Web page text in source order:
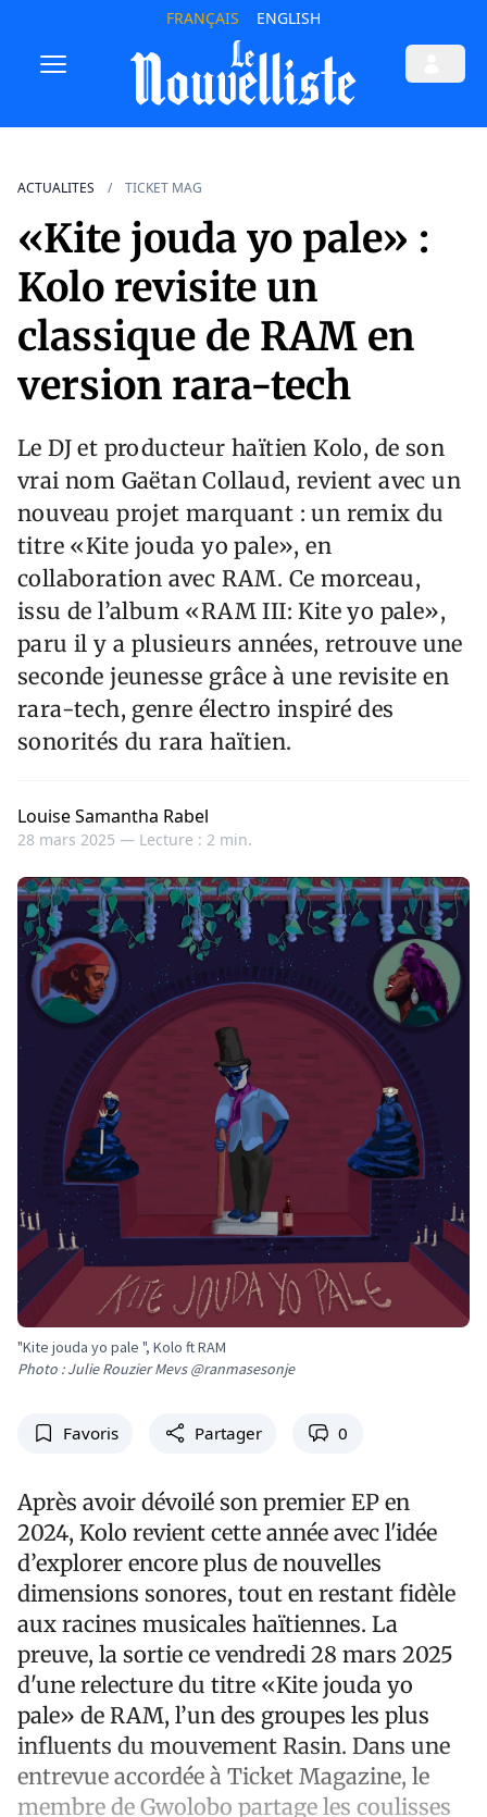
FRANÇAIS ENGLISH
ACTUALITES TICKET MAG
«Kite jouda yo pale» :
Kolo revisite un
classique de RAM en
version rara-tech
Le DJ et producteur haïtien Kolo, de son
vrai nom Gaëtan Collaud, revient avec un
nouveau projet marquant : un remix du
titre «Kite jouda yo pale», en
collaboration avec RAM. Ce morceau,
issu de l’album «RAM III: Kite yo pale»,
paru il y a plusieurs années, retrouve une
seconde jeunesse grâce à une revisite en
rara-tech, genre électro inspiré des
sonorités du rara haïtien.
Louise Samantha Rabel
28 mars 2025 — Lecture : 2 min.
"Kite jouda yo pale ", Kolo ft RAM
Photo : Julie Rouzier Mevs @ranmasesonje
Favoris Partager 0
Après avoir dévoilé son premier EP en
2024, Kolo revient cette année avec l'idée
d’explorer encore plus de nouvelles
dimensions sonores, tout en restant fidèle
aux racines musicales haïtiennes. La
preuve, la sortie ce vendredi 28 mars 2025
d'une relecture du titre «Kite jouda yo
pale» de RAM, l’un des groupes les plus
influents du mouvement Rasin. Dans une
entrevue accordée à Ticket Magazine, le
membre de Gwolobo partage les coulisses